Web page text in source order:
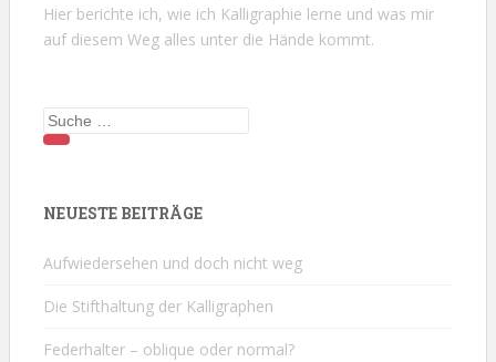
Hier berichte ich, wie ich Kalligraphie lerne und was mir
auf diesem Weg alles unter die Hände kommt.
Suche nach:
NEUESTE BEITRÄGE
Aufwiedersehen und doch nicht weg
Die Stifthaltung der Kalligraphen
Federhalter – oblique oder normal?